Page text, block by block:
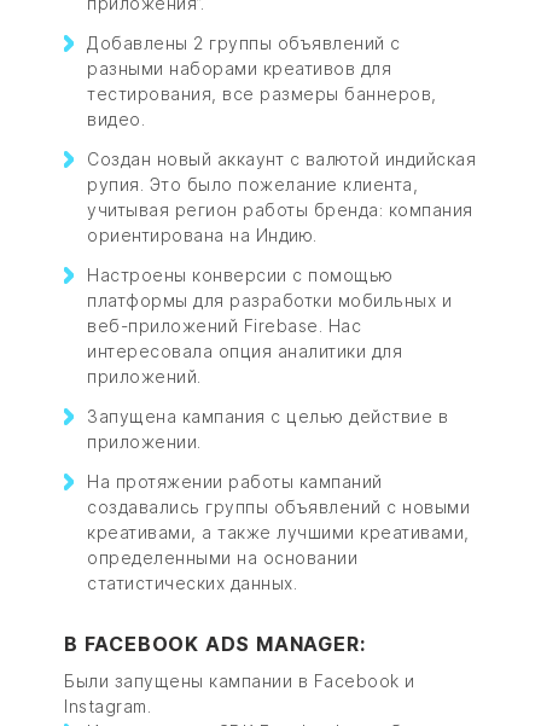
Добавлены 2 группы объявлений с
разными наборами креативов для
тестирования, все размеры баннеров,
видео.
Создан новый аккаунт с валютой индийская
рупия. Это было пожелание клиента,
учитывая регион работы бренда: компания
ориентирована на Индию.
Настроены конверсии с помощью
платформы для разработки мобильных и
веб-приложений Firebase. Нас
интересовала опция аналитики для
приложений.
Запущена кампания с целью действие в
приложении.
На протяжении работы кампаний
создавались группы объявлений с новыми
креативами, а также лучшими креативами,
определенными на основании
статистических данных.
В FACEBOOK ADS MANAGER:
Были запущены кампании в Facebook и
Instagram.